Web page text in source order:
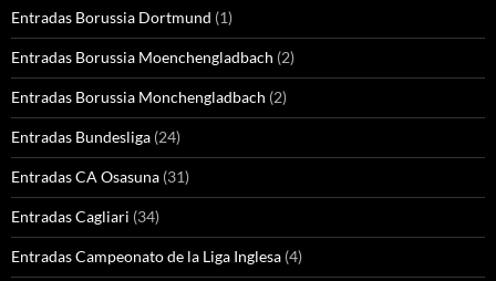
Entradas Borussia Dortmund (1)
Entradas Borussia Moenchengladbach (2)
Entradas Borussia Monchengladbach (2)
Entradas Bundesliga (24)
Entradas CA Osasuna (31)
Entradas Cagliari (34)
Entradas Campeonato de la Liga Inglesa (4)